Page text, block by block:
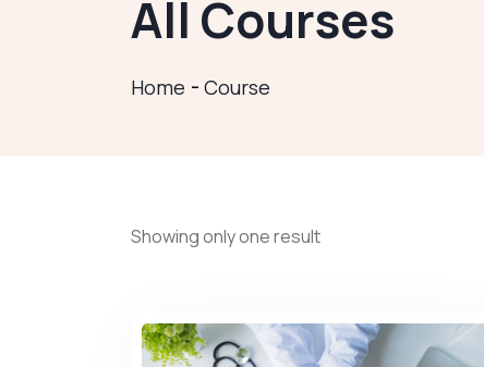
All Courses
Home Course
Showing only one result